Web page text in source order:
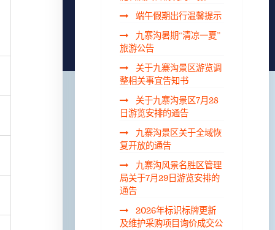
端午假期出行温馨提示
九寨沟暑期“清凉一夏”
旅游公告
关于九寨沟景区游览调
整相关事宜告知书
关于九寨沟景区7月28
日游览安排的通告
九寨沟景区关于全域恢
复开放的通告
九寨沟风景名胜区管理
局关于7月29日游览安排的
通告
2026年标识标牌更新
及维护采购项目询价成交公